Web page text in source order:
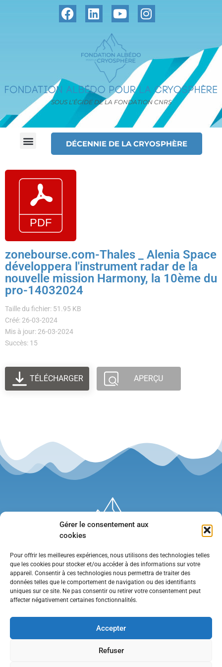
Gérer le consentement aux
cookies
Pour offrir les meilleures expériences, nous utilisons des technologies telles
que les cookies pour stocker et/ou accéder à des informations sur votre
appareil. Consentir à ces technologies nous permettra de traiter des
données telles que le comportement de navigation ou des identifiants
uniques sur ce site. Ne pas consentir ou retirer votre consentement peut
affecter négativement certaines fonctionnalités.
Accepter
Refuser
SOUS L’ÉGIDE DE LA FONDATION CNRS
DÉCENNIE DE LA CRYOSPHÈRE
zonebourse.com-Thales _ Alenia Space
développera l'instrument radar de la
nouvelle mission Harmony, la 10ème du
pro-14032024
Taille du fichier: 51.95 KB
Créé: 26-03-2024
Mis à jour: 26-03-2024
Succès: 15
TÉLÉCHARGER APERÇU
•Contact